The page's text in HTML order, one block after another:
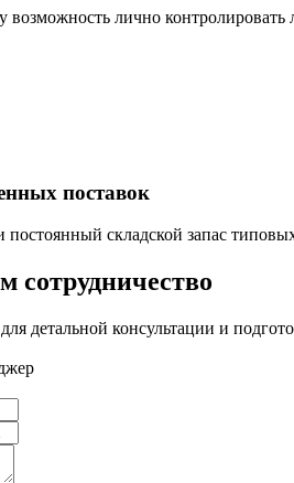
возможность лично
поставок
складской запас
сотрудничество
детальной консультации и